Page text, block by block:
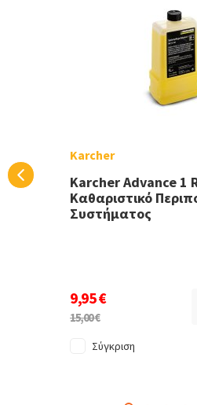
Karcher
Karcher Advance 1
Καθαριστικό
Συστήματος
9,95 €
15,00 €
Σύγκριση